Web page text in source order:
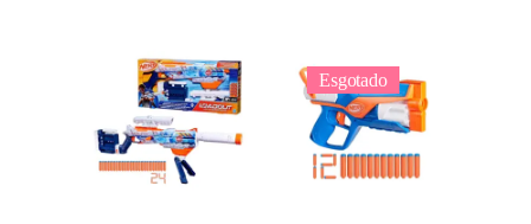
Adicionar
Esgotado
Ler mais